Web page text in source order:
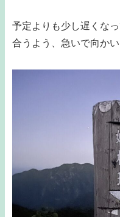
予定よりも少し遅くな
合うよう、急いで向か